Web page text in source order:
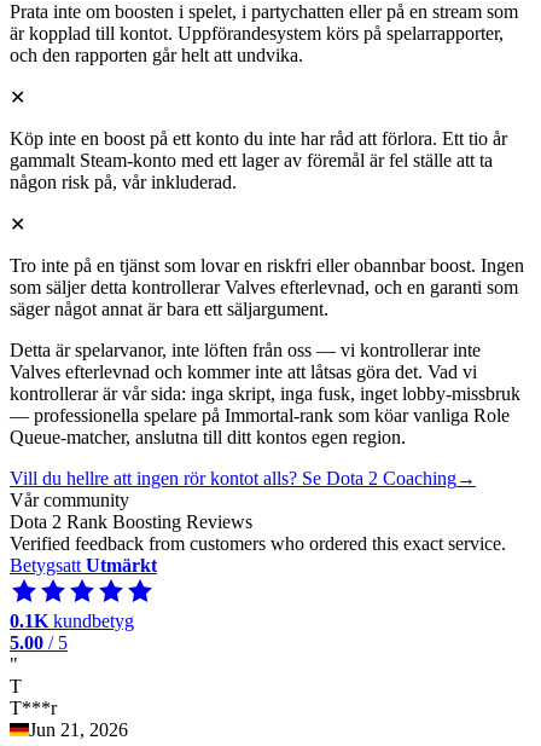
Prata inte om boosten i spelet, i partychatten eller på en stream som
är kopplad till kontot. Uppförandesystem körs på spelarrapporter,
och den rapporten går helt att undvika.
✕
Köp inte en boost på ett konto du inte har råd att förlora. Ett tio år
gammalt Steam-konto med ett lager av föremål är fel ställe att ta
någon risk på, vår inkluderad.
✕
Tro inte på en tjänst som lovar en riskfri eller obannbar boost. Ingen
som säljer detta kontrollerar Valves efterlevnad, och en garanti som
säger något annat är bara ett säljargument.
Detta är spelarvanor, inte löften från oss — vi kontrollerar inte
Valves efterlevnad och kommer inte att låtsas göra det. Vad vi
kontrollerar är vår sida: inga skript, inga fusk, inget lobby-missbruk
— professionella spelare på Immortal-rank som köar vanliga Role
Queue-matcher, anslutna till ditt kontos egen region.
Vill du hellre att ingen rör kontot alls? Se Dota 2 Coaching→
Vår community
Dota 2 Rank Boosting Reviews
Verified feedback from customers who ordered this exact service.
Betygsatt Utmärkt
0.1K kundbetyg
5.00 / 5
"
T
T***r
Jun 21, 2026